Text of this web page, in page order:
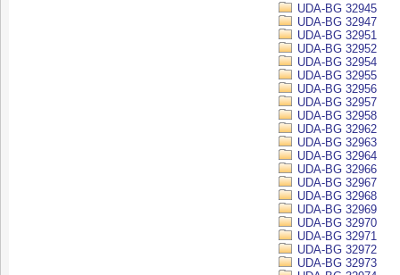
UDA-BG 32945
UDA-BG 32947
UDA-BG 32951
UDA-BG 32952
UDA-BG 32954
UDA-BG 32955
UDA-BG 32956
UDA-BG 32957
UDA-BG 32958
UDA-BG 32962
UDA-BG 32963
UDA-BG 32964
UDA-BG 32966
UDA-BG 32967
UDA-BG 32968
UDA-BG 32969
UDA-BG 32970
UDA-BG 32971
UDA-BG 32972
UDA-BG 32973